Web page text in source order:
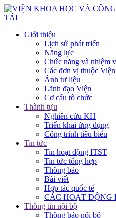
Giới thiệu
Lịch sử phát triển
Năng lực
Chức năng và nhiệm
Các đơn vị thuộc Viện
Ảnh tư liệu
Lãnh đạo Viện
Cơ cấu tổ chức
Thành tựu
Nghiên cứu KH
Triển khai ứng dụng
Công trình tiêu biểu
Tin tức
Tin hoạt động ITST
Tin tức tổng hợp
Thông báo
Bài viết
Hợp tác quốc tế
CÁC HOẠT ĐỘNG
Thông tin nội bộ
Thông báo nội bộ